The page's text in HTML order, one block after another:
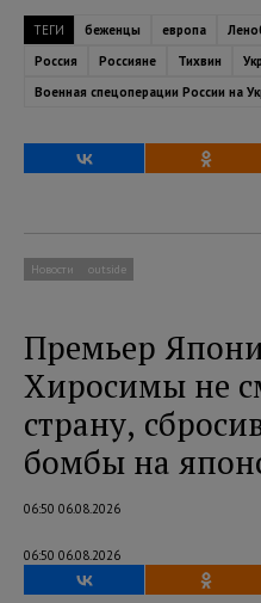
ТЕГИ беженцы европа
Россия
Россияне Тихвин
Военная спецоперации России на
Новости outside
Премьер
Хиросимы не
страну,
бомбы на
06:50 06.08.2026
06:50 06.08.2026